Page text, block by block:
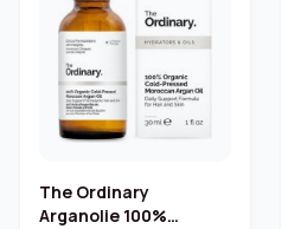
The Ordinary
Arganolie 100%